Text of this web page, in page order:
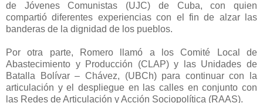
de Jóvenes Comunistas (UJC) de Cuba, con quien
compartió diferentes experiencias con el fin de alzar las
banderas de la dignidad de los pueblos.
Por otra parte, Romero llamó a los Comité Local de
Abastecimiento y Producción (CLAP) y las Unidades de
Batalla Bolívar – Chávez, (UBCh) para continuar con la
articulación y el despliegue en las calles en conjunto con
las Redes de Articulación y Acción Sociopolítica (RAAS).